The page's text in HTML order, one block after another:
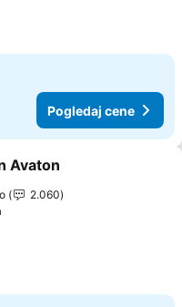
Pogledaj cene
u favorite
Avaton
2.060